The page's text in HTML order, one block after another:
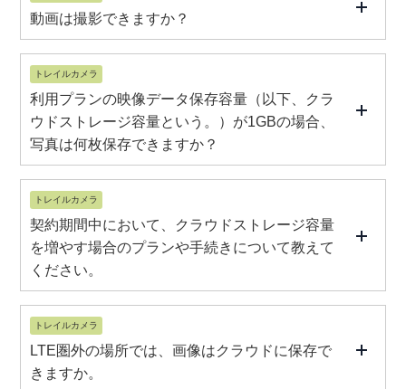
動画は撮影できますか？
トレイルカメラ
利用プランの映像データ保存容量（以下、クラ
ウドストレージ容量という。）が1GBの場合、
写真は何枚保存できますか？
トレイルカメラ
契約期間中において、クラウドストレージ容量
を増やす場合のプランや手続きについて教えて
ください。
トレイルカメラ
LTE圏外の場所では、画像はクラウドに保存で
きますか。